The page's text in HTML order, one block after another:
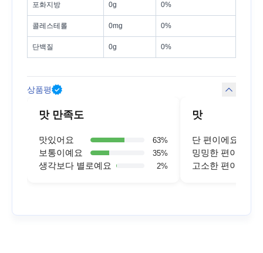
포화지방 0g 0%
콜레스테롤 0mg 0%
단백질 0g 0%
상품평
맛 만족도
맛있어요 63%
보통이예요 35%
생각보다 별로예요 2%
맛
단 편이에요
밍밍한 편이에요
고소한 편이에요